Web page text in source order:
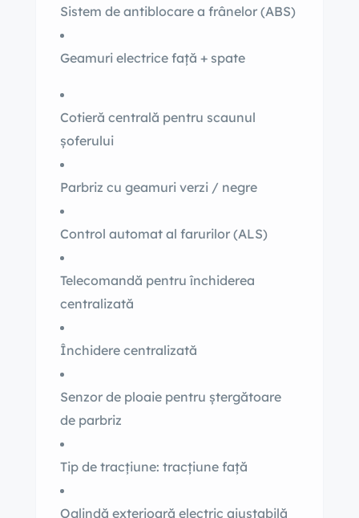
Sistem de antiblocare a frânelor (ABS)
Geamuri electrice față + spate
Cotieră centrală pentru scaunul
șoferului
Parbriz cu geamuri verzi / negre
Control automat al farurilor (ALS)
Telecomandă pentru închiderea
centralizată
Închidere centralizată
Senzor de ploaie pentru ștergătoare
de parbriz
Tip de tracțiune: tracțiune față
Oglindă exterioară electric ajustabilă